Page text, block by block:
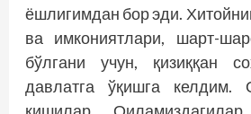
ёшлигимдан бор эди.
ва имкониятлари, шарт-
бўлгани учун, қизиққан
давлатга ўқишга келдим.